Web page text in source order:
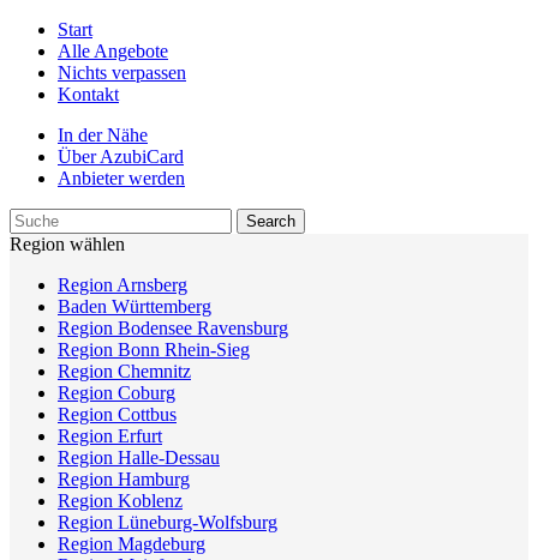
Start
Alle Angebote
Nichts verpassen
Kontakt
In der Nähe
Über AzubiCard
Anbieter werden
Region wählen
Region Arnsberg
Baden Württemberg
Region Bodensee Ravensburg
Region Bonn Rhein-Sieg
Region Chemnitz
Region Coburg
Region Cottbus
Region Erfurt
Region Halle-Dessau
Region Hamburg
Region Koblenz
Region Lüneburg-Wolfsburg
Region Magdeburg